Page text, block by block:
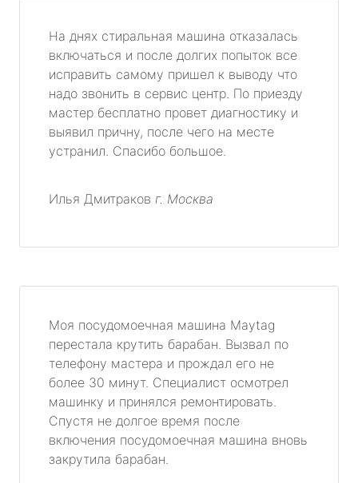
На днях стиральная машина отказалась
включаться и после долгих попыток все
исправить самому пришел к выводу что
надо звонить в сервис центр. По приезду
мастер бесплатно провет диагностику и
выявил причну, после чего на месте
устранил. Спасибо большое.
Илья Дмитраков г. Москва
Моя посудомоечная машина Maytag
перестала крутить барабан. Вызвал по
телефону мастера и прождал его не
более 30 минут. Специалист осмотрел
машинку и принялся ремонтировать.
Спустя не долгое время после
включения посудомоечная машина вновь
закрутила барабан.